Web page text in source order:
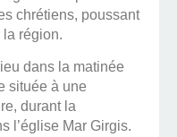
chrétiens, poussant
la région.
dans la matinée
située à une
durant la
l’église Mar Girgis.